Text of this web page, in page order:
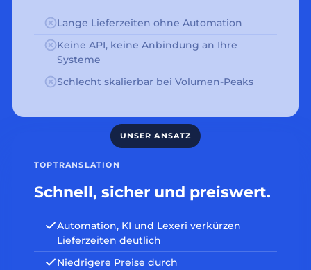
Lange Lieferzeiten ohne Automation
Keine API, keine Anbindung an Ihre
Systeme
Schlecht skalierbar bei Volumen-Peaks
TOPTRANSLATION
Schnell, sicher und preiswert.
Automation, KI und Lexeri verkürzen
Lieferzeiten deutlich
Niedrigere Preise durch